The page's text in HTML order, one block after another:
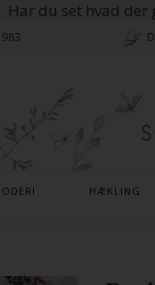
Har du set hvad der
HÆKLING